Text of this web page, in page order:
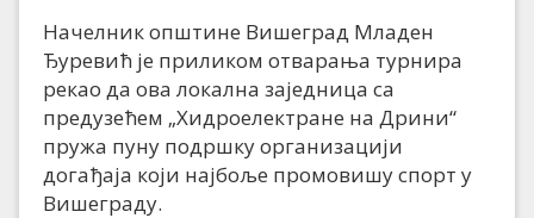
Начелник општине Вишеград Младен
Ђуревић је приликом отварања турнира
рекао да ова локална заједница са
предузећем „Хидроелектране на Дрини“
пружа пуну подршку организацији
догађаја који најбоље промовишу спорт у
Вишеграду.